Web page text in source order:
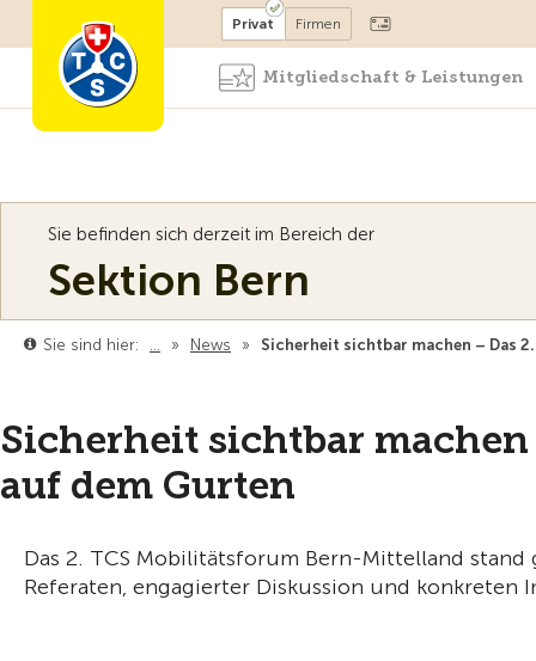
Mitglied werden
Privat Firmen
Mitgliedschaft & Leistungen
Sie befinden sich derzeit im Bereich der
Sektion Bern
Sie sind hier: … » News » Sicherheit sichtbar machen – Das
Sicherheit sichtbar
auf dem Gurten
Das 2. TCS Mobilitätsforum Bern-Mittelland
Referaten, engagierter Diskussion und konkreten